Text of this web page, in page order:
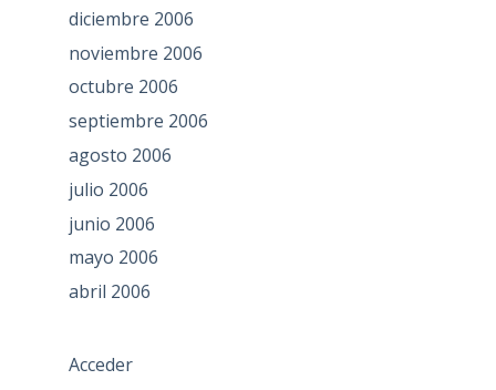
diciembre 2006
noviembre 2006
octubre 2006
septiembre 2006
agosto 2006
julio 2006
junio 2006
mayo 2006
abril 2006
Acceder